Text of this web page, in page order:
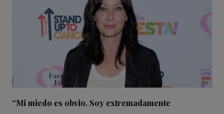
“Mi miedo es obvio. Soy extremadamente